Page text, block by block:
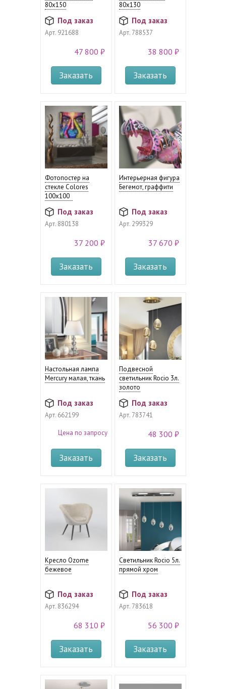
80х150
Под заказ
Арт.921688
47 800 ₽
Заказать
80x130
Под заказ
Арт.788537
38 800 ₽
Заказать
Фотопостер на
стекле Colores
100х100
Под заказ
Арт.880138
37 200 ₽
Заказать
Интерьерная фигура
Бегемот, граффити
Под заказ
Арт.299329
37 670 ₽
Заказать
Настольная лампа
Mercury малая, ткань
Под заказ
Арт.662199
Цена по запросу
Заказать
Подвесной
светильник Rocio 3л.
золото
Под заказ
Арт.783741
48 300 ₽
Заказать
Кресло Ozome
бежевое
Под заказ
Арт.836294
68 310 ₽
Заказать
Светильник Rocio 5л.
прямой хром
Под заказ
Арт.783618
56 300 ₽
Заказать